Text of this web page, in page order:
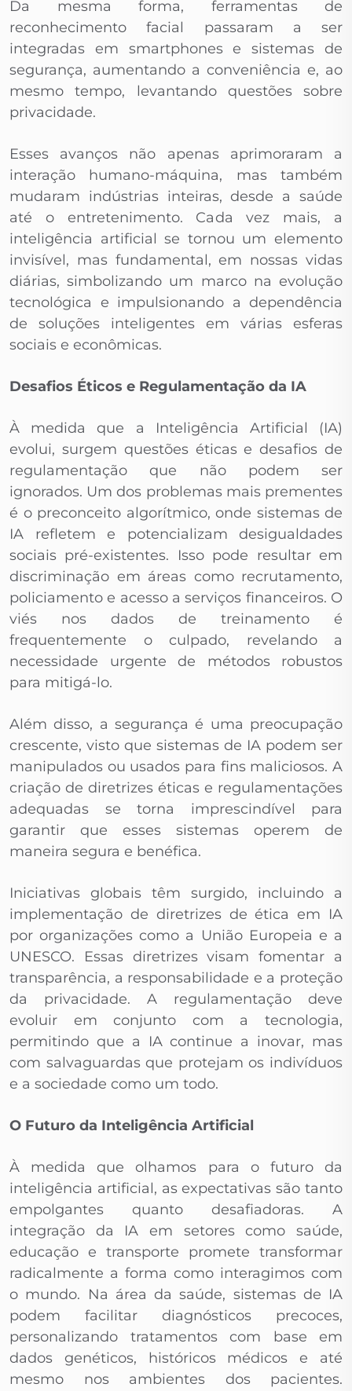
Da mesma forma, ferramentas de
reconhecimento facial passaram a ser
integradas em smartphones e sistemas de
segurança, aumentando a conveniência e, ao
mesmo tempo, levantando questões sobre
privacidade.
Esses avanços não apenas aprimoraram a
interação humano-máquina, mas também
mudaram indústrias inteiras, desde a saúde
até o entretenimento. Cada vez mais, a
inteligência artificial se tornou um elemento
invisível, mas fundamental, em nossas vidas
diárias, simbolizando um marco na evolução
tecnológica e impulsionando a dependência
de soluções inteligentes em várias esferas
sociais e econômicas.
Desafios Éticos e Regulamentação da IA
À medida que a Inteligência Artificial (IA)
evolui, surgem questões éticas e desafios de
regulamentação que não podem ser
ignorados. Um dos problemas mais prementes
é o preconceito algorítmico, onde sistemas de
IA refletem e potencializam desigualdades
sociais pré-existentes. Isso pode resultar em
discriminação em áreas como recrutamento,
policiamento e acesso a serviços financeiros. O
viés nos dados de treinamento é
frequentemente o culpado, revelando a
necessidade urgente de métodos robustos
para mitigá-lo.
Além disso, a segurança é uma preocupação
crescente, visto que sistemas de IA podem ser
manipulados ou usados para fins maliciosos. A
criação de diretrizes éticas e regulamentações
adequadas se torna imprescindível para
garantir que esses sistemas operem de
maneira segura e benéfica.
Iniciativas globais têm surgido, incluindo a
implementação de diretrizes de ética em IA
por organizações como a União Europeia e a
UNESCO. Essas diretrizes visam fomentar a
transparência, a responsabilidade e a proteção
da privacidade. A regulamentação deve
evoluir em conjunto com a tecnologia,
permitindo que a IA continue a inovar, mas
com salvaguardas que protejam os indivíduos
e a sociedade como um todo.
O Futuro da Inteligência Artificial
À medida que olhamos para o futuro da
inteligência artificial, as expectativas são tanto
empolgantes quanto desafiadoras. A
integração da IA em setores como saúde,
educação e transporte promete transformar
radicalmente a forma como interagimos com
o mundo. Na área da saúde, sistemas de IA
podem facilitar diagnósticos precoces,
personalizando tratamentos com base em
dados genéticos, históricos médicos e até
mesmo nos ambientes dos pacientes.